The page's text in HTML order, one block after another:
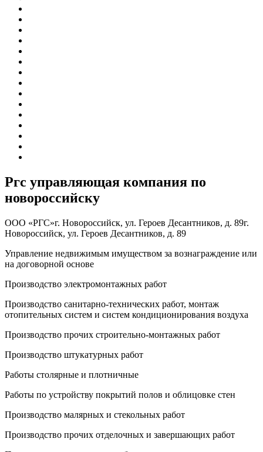
Ргс управляющая компания по
новороссийску
ООО «РГС»г. Новороссийск, ул. Героев Десантников, д. 89г.
Новороссийск, ул. Героев Десантников, д. 89
Управление недвижимым имуществом за вознаграждение или
на договорной основе
Производство электромонтажных работ
Производство санитарно-технических работ, монтаж
отопительных систем и систем кондиционирования воздуха
Производство прочих строительно-монтажных работ
Производство штукатурных работ
Работы столярные и плотничные
Работы по устройству покрытий полов и облицовке стен
Производство малярных и стекольных работ
Производство прочих отделочных и завершающих работ